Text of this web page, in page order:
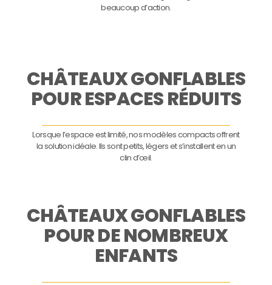
beaucoup d’action.
CHÂTEAUX GONFLABLES
POUR ESPACES RÉDUITS
Lorsque l’espace est limité, nos modèles compacts offrent
la solution idéale. Ils sont petits, légers et s’installent en un
clin d’œil.
CHÂTEAUX GONFLABLES
POUR DE NOMBREUX
ENFANTS